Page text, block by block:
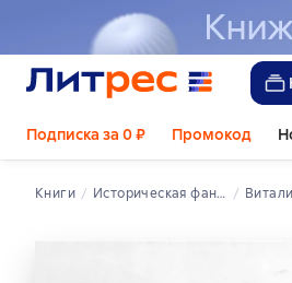
Подписка за 0 ₽ Промокод
Книги историческая фантастика